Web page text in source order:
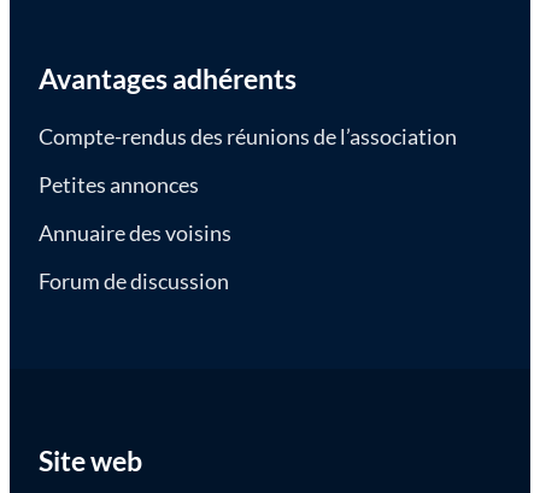
Avantages adhérents
Compte-rendus des réunions de l’association
Petites annonces
Annuaire des voisins
Forum de discussion
Site web